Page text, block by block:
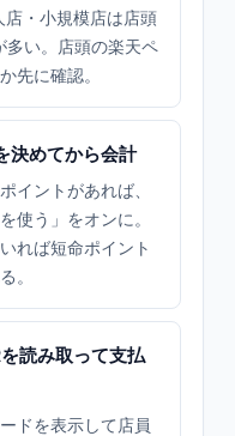
・小規模店は店頭
多い。店頭の楽天ペ
先に確認。
決めてから会計
イントがあれば、
使う」をオンに。
れば短命ポイント
。
読み取って支払
ドを表示して店員